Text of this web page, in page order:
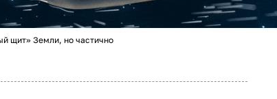
щит» Земли, но частично